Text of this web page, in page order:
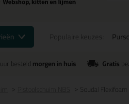
besteldmorgen in huis Gratis
Soudal Flexifoam